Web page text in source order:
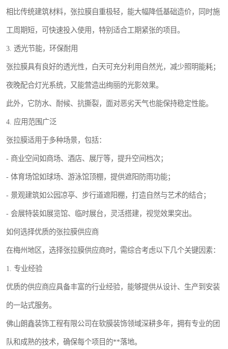
相比传统建筑材料，张拉膜自重极轻，能大幅降低基础造价，同时施
工周期短，可快速投入使用，特别适合工期紧张的项目。
3. 透光节能，环保耐用
张拉膜具有良好的透光性，白天可充分利用自然光，减少照明能耗；
夜晚配合灯光系统，又能营造出绚丽的光影效果。
此外，它防水、耐候、抗撕裂，面对恶劣天气也能保持稳定性能。
4. 应用范围广泛
张拉膜适用于多种场景，包括：
- 商业空间如商场、酒店、展厅等，提升空间档次；
- 体育场馆如球场、游泳馆顶棚，提供遮阳防雨功能；
- 景观建筑如公园凉亭、步行道遮阳棚，打造自然与艺术的结合；
- 会展特装如展览馆、临时展台，灵活搭建，视觉效果突出。
如何选择优质的张拉膜供应商
在梅州地区，选择张拉膜供应商时，需综合考虑以下几个关键因素：
1. 专业经验
优质的供应商应具备丰富的行业经验，能够提供从设计、生产到安装
的一站式服务。
佛山朗鑫装饰工程有限公司在软膜装饰领域深耕多年，拥有专业的团
队和成熟的技术，确保每个项目的**落地。